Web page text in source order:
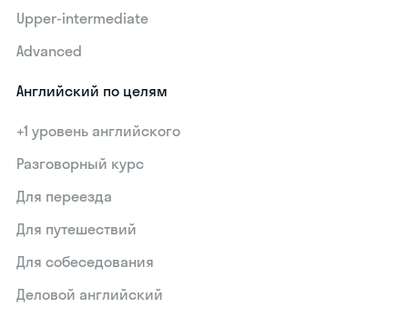
Upper-intermediate
Advanced
Английский по целям
+1 уровень английского
Разговорный курс
Для переезда
Для путешествий
Для собеседования
Деловой английский